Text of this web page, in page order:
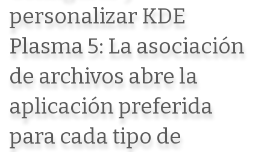
personalizar KDE
Plasma 5: La asociación
de archivos abre la
aplicación preferida
para cada tipo de